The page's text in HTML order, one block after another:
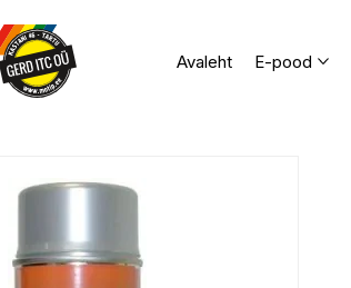
Avaleht E-pood